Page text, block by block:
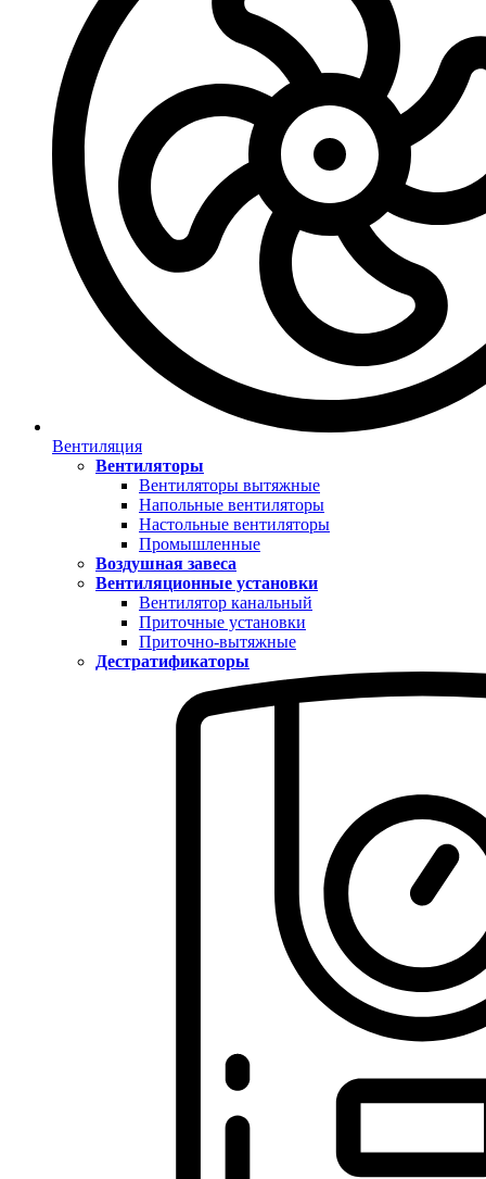
Вентиляция
Вентиляторы
Вентиляторы вытяжные
Напольные вентиляторы
Настольные вентиляторы
Промышленные
Воздушная завеса
Вентиляционные установки
Вентилятор канальный
Приточные установки
Приточно-вытяжные
Дестратификаторы